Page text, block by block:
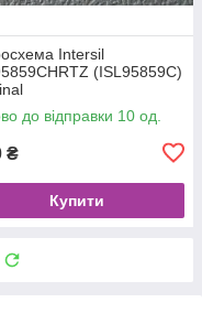
Intersil
(ISL95859C)
до відправки 10 од.
₴
Купити